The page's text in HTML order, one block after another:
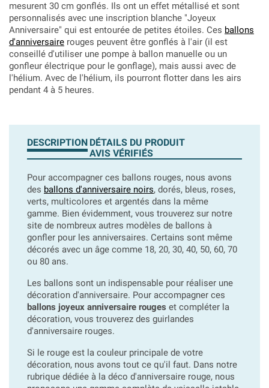
mesurent 30 cm gonflés. Ils ont un effet métallisé et sont
personnalisés avec une inscription blanche "Joyeux
Anniversaire" qui est entourée de petites étoiles. Ces ballons
d'anniversaire rouges peuvent être gonflés à l'air (il est
conseillé d'utiliser une pompe à ballon manuelle ou un
gonfleur électrique pour le gonflage), mais aussi avec de
l'hélium. Avec de l'hélium, ils pourront flotter dans les airs
pendant 4 à 5 heures.
DESCRIPTION DÉTAILS DU PRODUIT
AVIS VÉRIFIÉS
Pour accompagner ces ballons rouges, nous avons
des ballons d'anniversaire noirs, dorés, bleus, roses,
verts, multicolores et argentés dans la même
gamme. Bien évidemment, vous trouverez sur notre
site de nombreux autres modèles de ballons à
gonfler pour les anniversaires. Certains sont même
décorés avec un âge comme 18, 20, 30, 40, 50, 60, 70
ou 80 ans.
Les ballons sont un indispensable pour réaliser une
décoration d'anniversaire. Pour accompagner ces
ballons joyeux anniversaire rouges et compléter la
décoration, vous trouverez des guirlandes
d'anniversaire rouges.
Si le rouge est la couleur principale de votre
décoration, nous avons tout ce qu'il faut. Dans notre
rubrique dédiée à la déco d'anniversaire rouge, nous